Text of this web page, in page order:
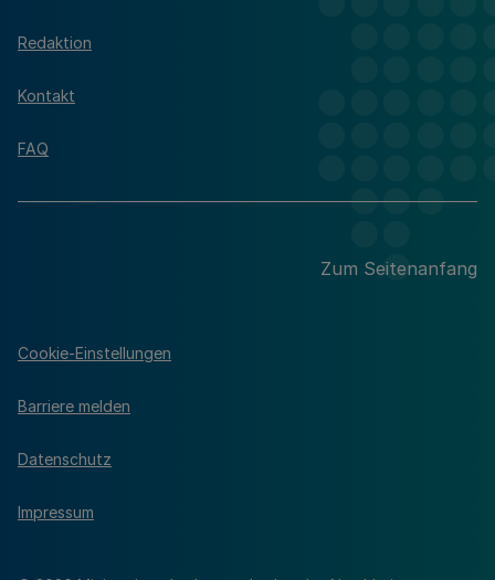
Redaktion
Kontakt
FAQ
Zum Seitenanfang
Cookie-Einstellungen
Barriere melden
Datenschutz
Impressum